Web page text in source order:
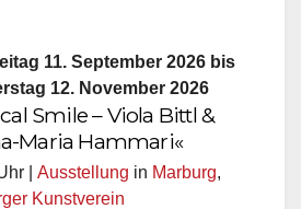
11. September 2026 bis
12. November 2026
Smile – Viola Bittl &
Maria Hammari«
| Ausstellung in Marburg,
Kunstverein